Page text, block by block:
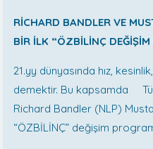
RİCHARD BANDLER VE
BİR İLK “ÖZBİLİNÇ DEĞİŞİM
21.yy dünyasında hız,
demektir. Bu kapsamda
Richard Bandler (NLP)
“ÖZBİLİNÇ” değişim